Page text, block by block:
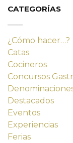
CATEGORÍAS
¿Cómo hacer…?
Catas
Cocineros
Concursos
Destacados
Eventos
Experiencias
Ferias